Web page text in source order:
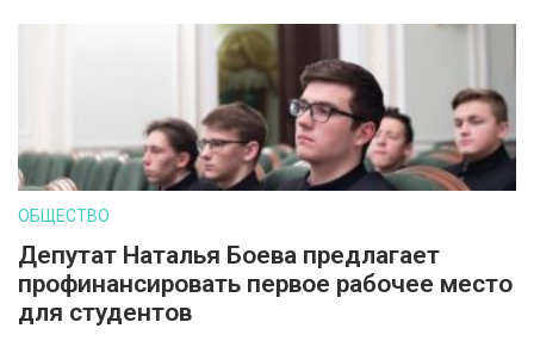
ОБЩЕСТВО
Депутат Наталья Боева предлагает
профинансировать первое рабочее место
для студентов